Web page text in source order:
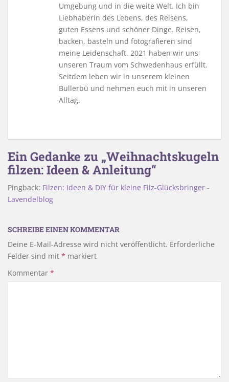
Umgebung und in die weite Welt. Ich bin
Liebhaberin des Lebens, des Reisens,
guten Essens und schöner Dinge. Reisen,
backen, basteln und fotografieren sind
meine Leidenschaft. 2021 haben wir uns
unseren Traum vom Schwedenhaus erfüllt.
Seitdem leben wir in unserem kleinen
Bullerbü und nehmen euch mit in unseren
Alltag.
Ein Gedanke zu „Weihnachtskugeln
filzen: Ideen & Anleitung“
Pingback: Filzen: Ideen & DIY für kleine Filz-Glücksbringer -
Lavendelblog
SCHREIBE EINEN KOMMENTAR
Deine E-Mail-Adresse wird nicht veröffentlicht. Erforderliche
Felder sind mit * markiert
Kommentar *